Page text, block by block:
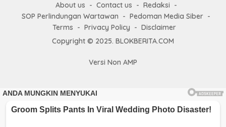
About us Contact us
Redaksi
SOP Perlindungan Wartawan
Pedoman Media Siber
Terms
Privacy Policy
Disclaimer
Copyright © 2025. BLOKBERITA.COM
Versi Non AMP